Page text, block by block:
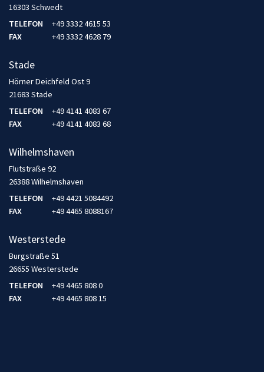
16303 Schwedt
TELEFON
+49 3332 4615 53
FAX
+49 3332 4628 79
Stade
Hörner Deichfeld Ost 9
21683 Stade
TELEFON
+49 4141 4083 67
FAX
+49 4141 4083 68
Wilhelmshaven
Flutstraße 92
26388 Wilhelmshaven
TELEFON
+49 4421 5084492
FAX
+49 4465 8088167
Westerstede
Burgstraße 51
26655 Westerstede
TELEFON
+49 4465 808 0
FAX
+49 4465 808 15